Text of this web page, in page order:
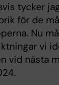
tycker
för de
Nu
vi
vid nästa